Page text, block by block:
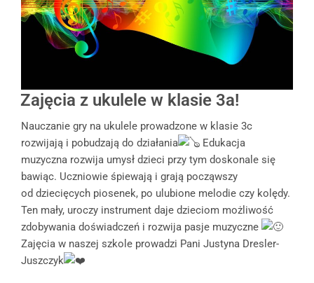
Zajęcia z ukulele w klasie 3a!
Nauczanie gry na ukulele prowadzone w klasie 3c
rozwijają i pobudzają do działania
Edukacja
muzyczna rozwija umysł dzieci przy tym doskonale się
bawiąc. Uczniowie śpiewają i grają począwszy
od dziecięcych piosenek, po ulubione melodie czy kolędy.
Ten mały, uroczy instrument daje dzieciom możliwość
zdobywania doświadczeń i rozwija pasje muzyczne
Zajęcia w naszej szkole prowadzi Pani Justyna Dresler-
Juszczyk